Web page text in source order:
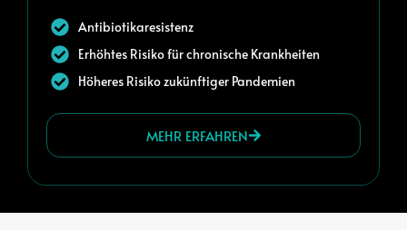
Antibiotikaresistenz
Erhöhtes Risiko für chronische Krankheiten
Höheres Risiko zukünftiger Pandemien
MEHR ERFAHREN